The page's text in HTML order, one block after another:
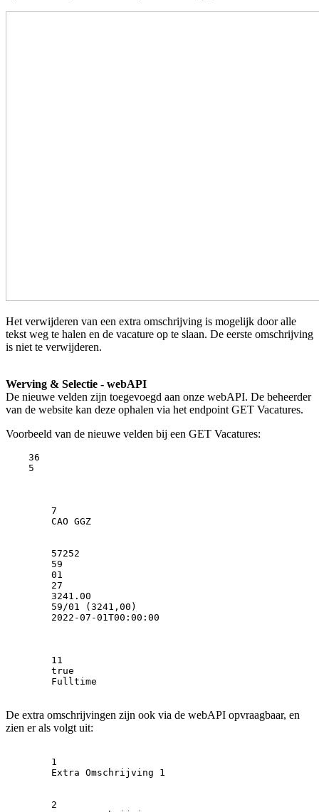
Het verwijderen van een extra omschrijving is mogelijk door alle
tekst weg te halen en de vacature op te slaan. De eerste omschrijving
is niet te verwijderen.
Werving & Selectie - webAPI
De nieuwe velden zijn toegevoegd aan onze webAPI. De beheerder
van de website kan deze ophalen via het endpoint GET Vacatures.
Voorbeeld van de nieuwe velden bij een GET Vacatures:
36
5
7
CAO GGZ
57252
59
01
27
3241.00
59/01 (3241,00)
2022-07-01T00:00:00
11
true
Fulltime
De extra omschrijvingen zijn ook via de webAPI opvraagbaar, en
zien er als volgt uit:
1
Extra Omschrijving 1
2